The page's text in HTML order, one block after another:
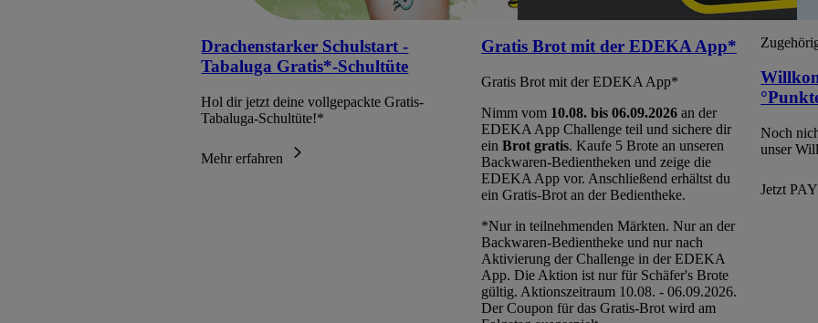
Drachenstarker Schulstart -
Tabaluga Gratis*-Schultüte
Hol dir jetzt deine vollgepackte Gratis-
Tabaluga-Schultüte!*
Mehr erfahren
Gratis Brot mit der EDEKA App*
Gratis Brot mit der EDEKA App*
Nimm vom 10.08. bis 06.09.2026an der
EDEKA App Challenge teil und sichere dir
ein Brot gratis. Kaufe 5 Brote an unseren
Backwaren-Bedientheken und zeige die
EDEKA App vor. Anschließend erhältst du
ein Gratis-Brot an der Bedientheke.
*Nur in teilnehmenden Märkten. Nur an der
Backwaren-Bedientheke und nur nach
Aktivierung der Challenge in der EDEKA
App. Die Aktion ist nur für Schäfer's Brote
gültig. Aktionszeitraum 10.08. - 06.09.2026.
Der Coupon für das Gratis-Brot wird am
Noch
unser
Jetzt